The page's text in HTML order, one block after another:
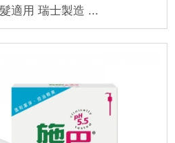
適用 瑞士製造 ...